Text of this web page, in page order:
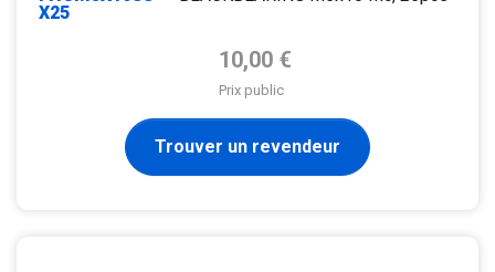
X25
Prix de base
10,00 €
Prix public
Trouver un revendeur